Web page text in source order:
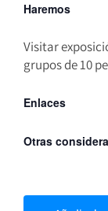
Haremos
Visitar
grupos de 10
Enlaces
Otras